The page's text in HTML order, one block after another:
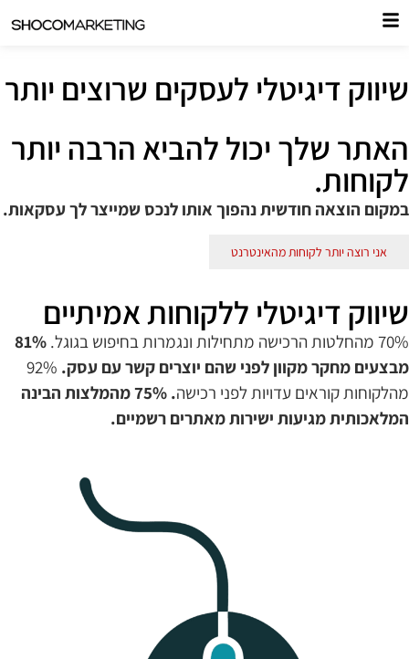
שיווק דיגיטלי לעסקים שרוצים יותר
האתר שלך יכול להביא הרבה יותר
לקוחות.
במקום הוצאה חודשית נהפוך אותו לנכס שמייצר לך עסקאות.
אני רוצה יותר לקוחות מהאינטרנט
שיווק דיגיטלי ללקוחות אמיתיים
70% מהחלטות הרכישה מתחילות ונגמרות בחיפוש בגוגל.
81%
מבצעים מחקר מקוון לפני שהם יוצרים קשר עם עסק. 92%
מהלקוחות קוראים עדויות לפני רכישה
. 75% מהמלצות הבינה
המלאכותית מגיעות ישירות מאתרים רשמיים.